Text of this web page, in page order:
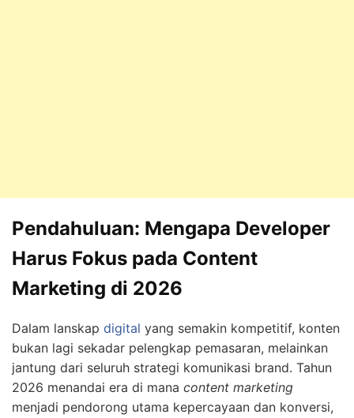
Pendahuluan: Mengapa Developer
Harus Fokus pada Content
Marketing di 2026
Dalam lanskap digital yang semakin kompetitif, konten
bukan lagi sekadar pelengkap pemasaran, melainkan
jantung dari seluruh strategi komunikasi brand. Tahun
2026 menandai era di mana content marketing
menjadi pendorong utama kepercayaan dan konversi,